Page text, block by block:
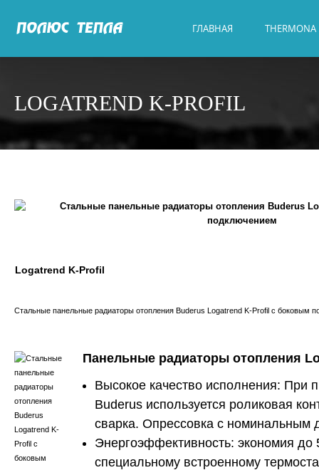
ГЛАВНАЯ THERMONA
LOGATREND K-PROFIL
Logatrend K-Profil
Стальные панельные радиаторы отопления Buderus Logatrend K-Profil с боковым
Панельные радиаторы отопления
Высокое качество исполнения: При
Buderus используется роликовая
сварка. Опрессовка с номинальным
Энергоэффективность: экономия до
специальному встроенному